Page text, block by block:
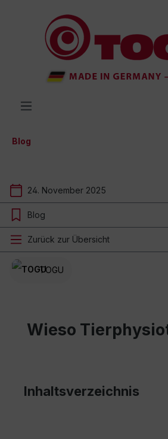
springen
Blog
24. November 2025
Blog
Zurück zur Übersicht
TOGU
Wieso
Inhaltsverzeichnis